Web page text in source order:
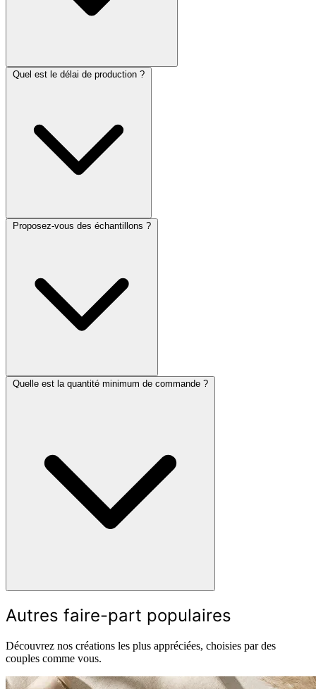
Quel est le délai de production ?
Proposez-vous des échantillons ?
Quelle est la quantité minimum de commande ?
Autres faire-part populaires
Découvrez nos créations les plus appréciées, choisies par des
couples comme vous.